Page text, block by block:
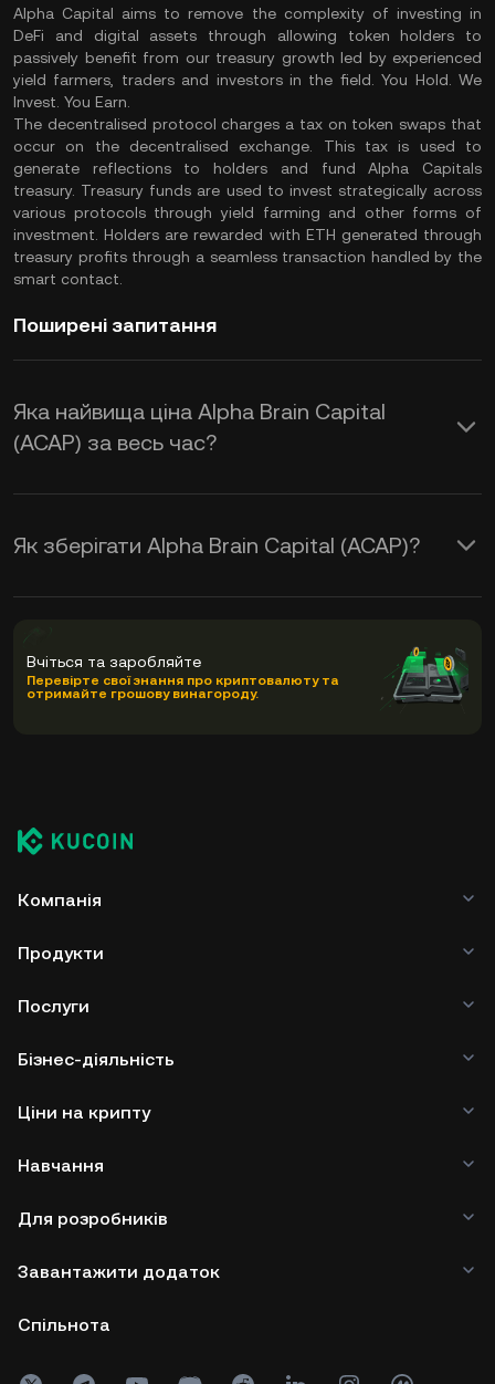
Alpha Capital aims to remove the complexity of investing in
DeFi and digital assets through allowing token holders to
passively benefit from our treasury growth led by experienced
yield farmers, traders and investors in the field. You Hold. We
Invest. You Earn.
The decentralised protocol charges a tax on token swaps that
occur on the decentralised exchange. This tax is used to
generate reflections to holders and fund Alpha Capitals
treasury. Treasury funds are used to invest strategically across
various protocols through yield farming and other forms of
investment. Holders are rewarded with ETH generated through
treasury profits through a seamless transaction handled by the
smart contact.
Поширені запитання
Яка найвища ціна Alpha Brain Capital
(ACAP) за весь час?
Як зберігати Alpha Brain Capital (ACAP)?
Вчіться та заробляйте
Перевірте свої знання про криптовалюту та
отримайте грошову винагороду.
Компанія
Продукти
Послуги
Бізнес-діяльність
Ціни на крипту
Навчання
Для розробників
Завантажити додаток
Спільнота